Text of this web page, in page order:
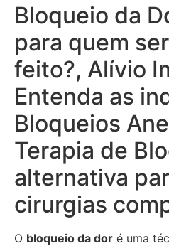
Bloqueio da
para quem
feito?, Alívio
Entenda as
Bloqueios
Terapia de
alternativa
cirurgias
O bloqueio da dor é uma